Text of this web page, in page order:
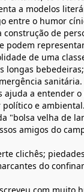
a modelos
entre o humor
construção de
podem
de uma
longas
ajuda a entender
e
"bolsa velha de
amigos do
clichês;
do